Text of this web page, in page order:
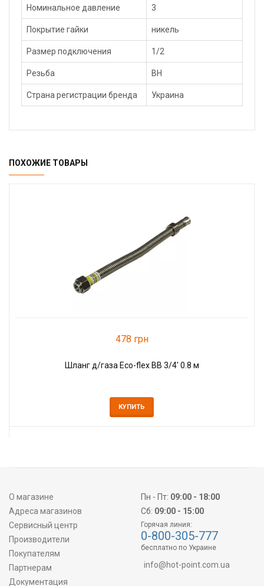
Номинальное давление 3
Покрытие гайки никель
Размер подключения 1/2
Резьба ВН
Страна регистрации бренда Украина
ПОХОЖИЕ ТОВАРЫ
478 грн
Шланг д/газа Eco-flex ВВ 3/4' 0.8 м
КУПИТЬ
О магазине
Адреса магазинов
Сервисный центр
Производители
Покупателям
Партнерам
Документация
Пн - Пт: 09:00 - 18:00
Сб: 09:00 - 15:00
Горячая линия:
0-800-305-777
бесплатно по Украине
info@hot-point.com.ua